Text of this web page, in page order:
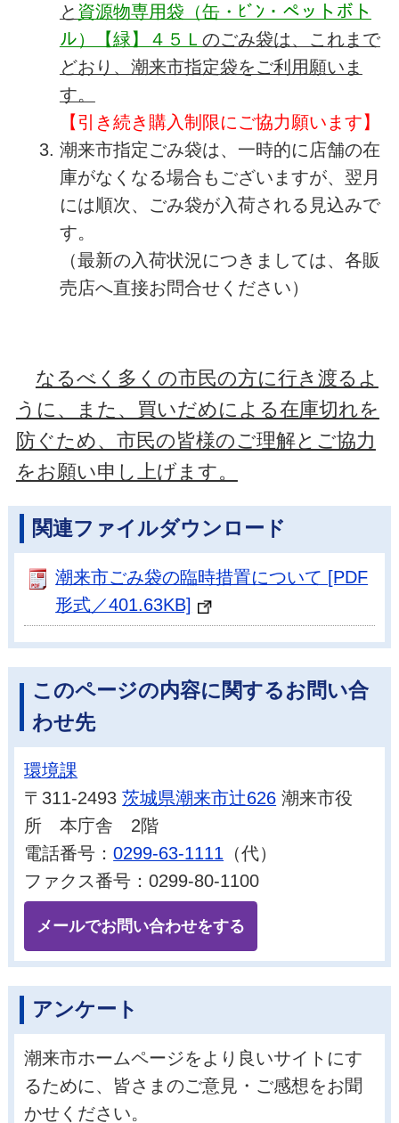
と 資源物専用袋（缶・ﾋﾞﾝ・ペットボト
ル）【緑】４５Ｌ のごみ袋は、これまで
どおり、潮来市指定袋をご利用願いま
す。
【引き続き購入制限にご協力願います】
潮来市指定ごみ袋は、一時的に店舗の在
庫がなくなる場合もございますが、翌月
には順次、ごみ袋が入荷される見込みで
す。
（最新の入荷状況につきましては、各販
売店へ直接お問合せください）
なるべく多くの市民の方に行き渡るよ
うに、また、買いだめによる在庫切れを
防ぐため、市民の皆様のご理解とご協力
をお願い申し上げます。
関連ファイルダウンロード
潮来市ごみ袋の臨時措置について [PDF
形式／401.63KB]
このページの内容に関するお問い合
わせ先
環境課
〒311-2493茨城県潮来市辻626 潮来市役
所 本庁舎 2階
電話番号：0299-63-1111 （代）
ファクス番号：0299-80-1100
メールでお問い合わせをする
アンケート
潮来市ホームページをより良いサイトにす
るために、皆さまのご意見・ご感想をお聞
かせください。